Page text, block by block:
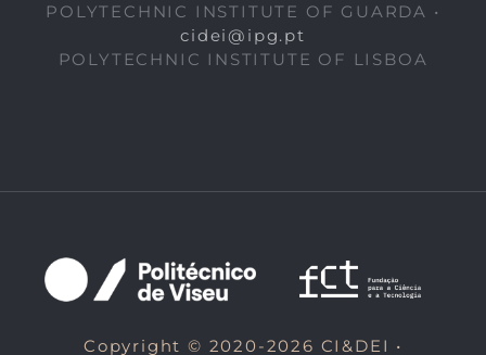
POLYTECHNIC INSTITUTE OF GUARDA •
cidei@ipg.pt
POLYTECHNIC INSTITUTE OF LISBOA
Copyright © 2020-2026 CI&DEI •